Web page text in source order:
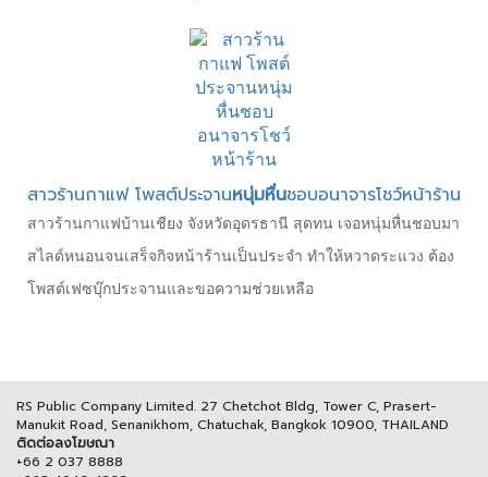
สาวร้านกาแฟ โพสต์ประจานหนุ่มหื่นชอบอนาจารโชว์หน้าร้าน
สาวร้านกาแฟบ้านเชียง จังหวัดอุดรธานี สุดทน เจอหนุ่มหื่นชอบมา
สไลด์หนอนจนเสร็จกิจหน้าร้านเป็นประจำ ทำให้หวาดระแวง ต้อง
โพสต์เฟซบุ๊กประจานและขอความช่วยเหลือ
RS Public Company Limited. 27 Chetchot Bldg, Tower C, Prasert-
Manukit Road, Senanikhom, Chatuchak, Bangkok 10900, THAILAND
ติดต่อลงโฆษณา
+66 2 037 8888